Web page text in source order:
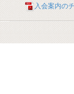
入会案内の